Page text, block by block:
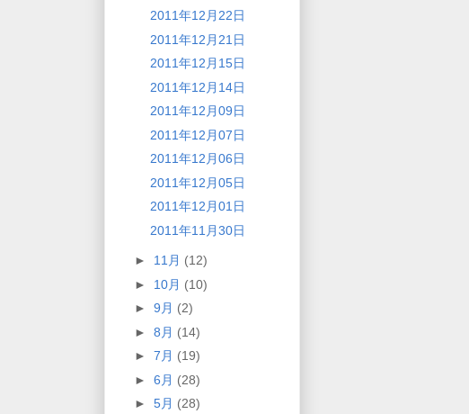
2011年12月22日
2011年12月21日
2011年12月15日
2011年12月14日
2011年12月09日
2011年12月07日
2011年12月06日
2011年12月05日
2011年12月01日
2011年11月30日
► 11月 (12)
► 10月 (10)
► 9月 (2)
► 8月 (14)
► 7月 (19)
► 6月 (28)
► 5月 (28)